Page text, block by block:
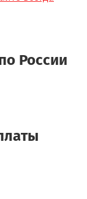
России